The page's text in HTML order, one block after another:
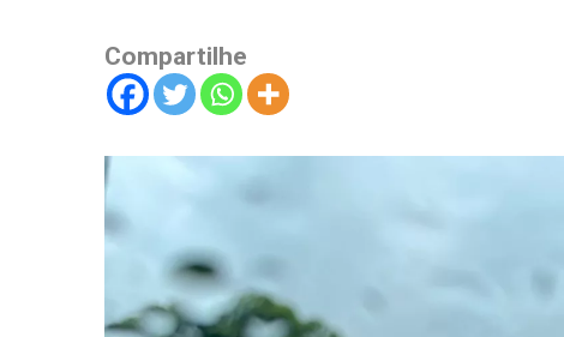
Compartilhe